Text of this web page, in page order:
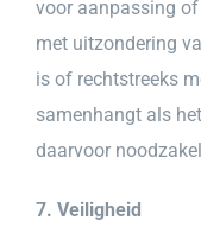
voor aanpassing
met uitzondering
is of rechtstreeks
samenhangt als
daarvoor
7. Veiligheid